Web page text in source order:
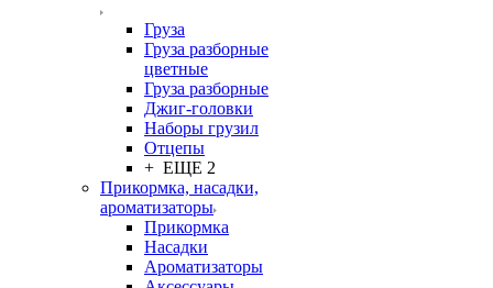
Груза
Груза разборные
цветные
Груза разборные
Джиг-головки
Наборы грузил
Отцепы
+ ЕЩЕ 2
Прикормка, насадки,
ароматизаторы
Прикормка
Насадки
Ароматизаторы